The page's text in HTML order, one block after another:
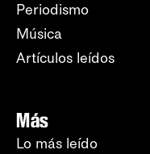
Periodismo
Música
Artículos leídos
Más
Lo más leído